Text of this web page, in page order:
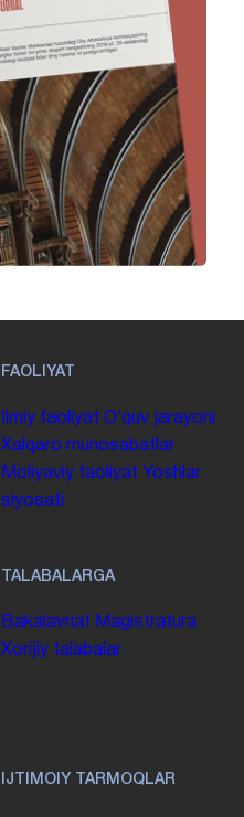
FAOLIYAT
Ilmiy faoliyat Oʻquv jarayoni
Xalqaro munosabatlar
Moliyaviy faoliyat Yoshlar
siyosati
TALABALARGA
Bakalavriat Magistratura
Xorijiy talabalar
IJTIMOIY TARMOQLAR